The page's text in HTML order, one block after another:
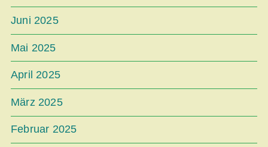
Juni 2025
Mai 2025
April 2025
März 2025
Februar 2025